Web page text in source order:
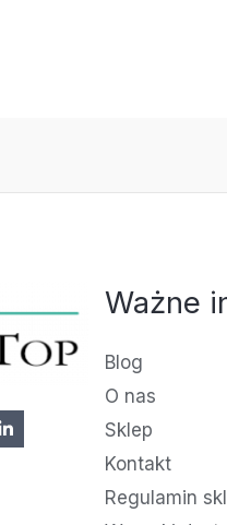
Ważne
Blog
O nas
Sklep
Kontakt
Regulamin